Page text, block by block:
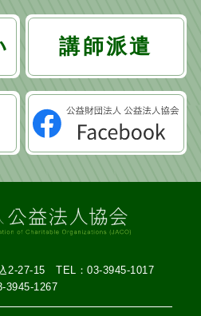
講師派遣
込2-27-15TEL：03-3945-1017
3945-1267